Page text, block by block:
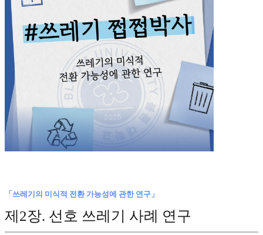
「쓰레기의 미식적 전환 가능성에 관한 연구」
제2장. 선호 쓰레기 사례 연구